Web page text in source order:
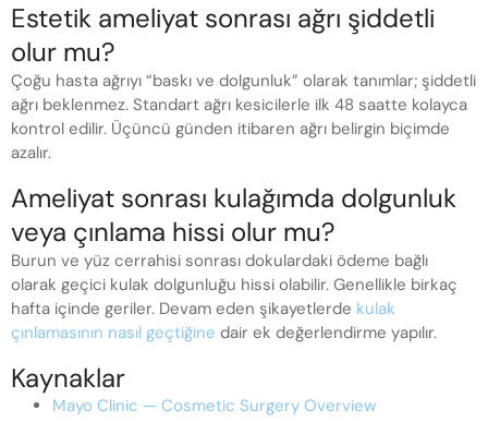
Estetik ameliyat sonrası ağrı şiddetli
olur mu?
Çoğu hasta ağrıyı “baskı ve dolgunluk” olarak tanımlar; şiddetli
ağrı beklenmez. Standart ağrı kesicilerle ilk 48 saatte kolayca
kontrol edilir. Üçüncü günden itibaren ağrı belirgin biçimde
azalır.
Ameliyat sonrası kulağımda dolgunluk
veya çınlama hissi olur mu?
Burun ve yüz cerrahisi sonrası dokulardaki ödeme bağlı
olarak geçici kulak dolgunluğu hissi olabilir. Genellikle birkaç
hafta içinde geriler. Devam eden şikayetlerde kulak
çınlamasının nasıl geçtiğine dair ek değerlendirme yapılır.
Kaynaklar
Mayo Clinic — Cosmetic Surgery Overview